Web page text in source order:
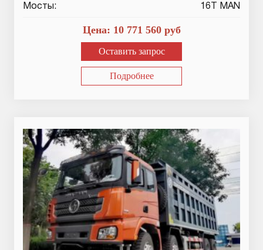
Мосты:
16T MAN
Цена: 10 771 560руб
Оставить запрос
Подробнее